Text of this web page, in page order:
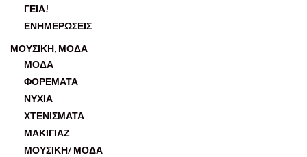
ΓΕΙΑ!
ΕΝΗΜΕΡΩΣΕΙΣ
ΜΟΥΣΙΚΗ, ΜΟΔΑ
ΜΟΔΑ
ΦΟΡΕΜΑΤΑ
ΝΥΧΙΑ
ΧΤΕΝΙΣΜΑΤΑ
ΜΑΚΙΓΙΑΖ
ΜΟΥΣΙΚΗ/ ΜΟΔΑ